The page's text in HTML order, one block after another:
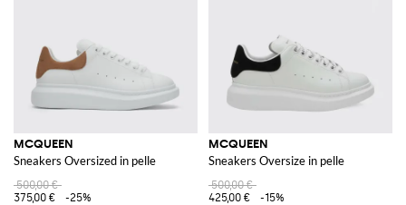
MCQUEEN
Sneakers Oversized in pelle
500,00 €
375,00 €
-25%
MCQUEEN
Sneakers Oversize in pelle
500,00 €
425,00 €
-15%